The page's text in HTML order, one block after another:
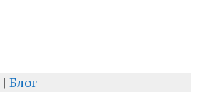
| Блог